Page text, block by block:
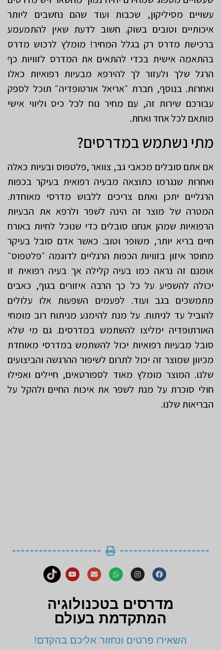
עשויים מסיליקון, שכבות ועוד שהם נחשבים ליותר
איכותיים וטובים בשוק. חשוב לדעת שאין להתמעמע
ברכישת מדרס רק בגלל המחיר! מומלץ לרכוש מדרס
בהתאמה אישית בכדי להתאים את המדרס לזוויות כף
הרגל שלך ולעזור לך להירפא מבעיות רפואיות כאלו
ואחרות. בנוסף, חברת ״אריאל אורטופדיה״ תוכל לספק
עבורכם שירות זה, עם מחיר נוח לכל כיס וליווי אישי
מותאם לכל אחד ואחת.
מתי נשתמש במדרסים?
אם אתם סובלים מכאבי גב, צוואר ,פלטפוס ובעיות כאלה
ואחרות שנגרמו כתוצאה מבעיה רפואית בעיקר בכפות
הרגליים יתכן ואתם צריכים ללבוש מדרסי מאוחדת.
המטרה של מוצר זה הינה לשפר ולרפא את הבעיות
הרפואיות שמהן אנחנו סובלים כדי שנוכל לחיות באורח
חיים בריא יותר, משופר וטוב. כאשר אדם סובל בעיקר
מחוסר איזון בזוויות הכפות הרגליים לדוגמה ״פלטפוס״
אומנם זה נראה כמו בעיה קלילה אך בעיה רפואית זו
יכולה להשפיע על כל כך הרבה איזורים בגוף, כאבים
מתמשכים בגב ועוד. לפעמים השפעות אלו עלולים
להוביל עד לניתוח. על מנת להימנע מניתוח רוב מומחי
האורתופדיה ימליצו להשתמש במדרסים. גם מי שלא
סובל מבעיות רפואיות יכול להשתמש במדרסי מאוחדת
מכיוון שמוצר זה יכול לתרום לשיפור ההרגשה והביצועים
שלנו. המוצר מומלץ מאוד לספורטאים, חיילים ואפילו
חולי סוכרת על מנת לשפר את איכות החיים ולהקל על
הבריאות שלנו.
מדרסים בטכנולוגיה
המתקדמת בעולם
השאירו פרטים ונחזור אליכם בהקדם!